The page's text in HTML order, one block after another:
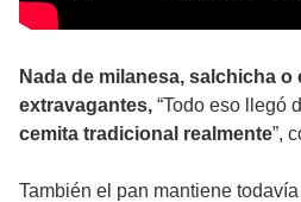
Nada de milanesa, salchicha
extravagantes, “Todo eso llegó
cemita tradicional realmente”,
También el pan mantiene